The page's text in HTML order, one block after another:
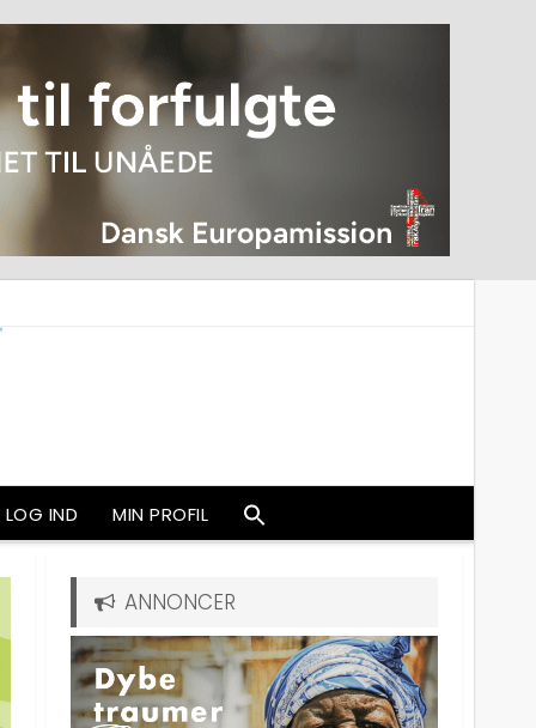
LOG IND MIN PROFIL
ANNONCER